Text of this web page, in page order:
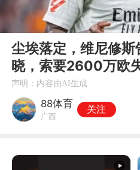
尘埃落定，维尼修
晓，索要2600万欧
声明：内容由AI生成
88体育
广西
关注